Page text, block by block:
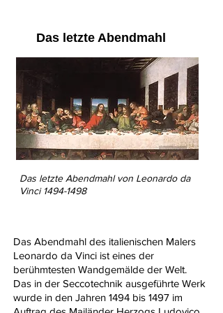
Das letzte Abendmahl
Das letzte Abendmahl von Leonardo da
Vinci 1494-1498
Das Abendmahl des italienischen Malers
Leonardo da Vinci ist eines der
berühmtesten Wandgemälde der Welt.
Das in der Seccotechnik ausgeführte Werk
wurde in den Jahren 1494 bis 1497 im